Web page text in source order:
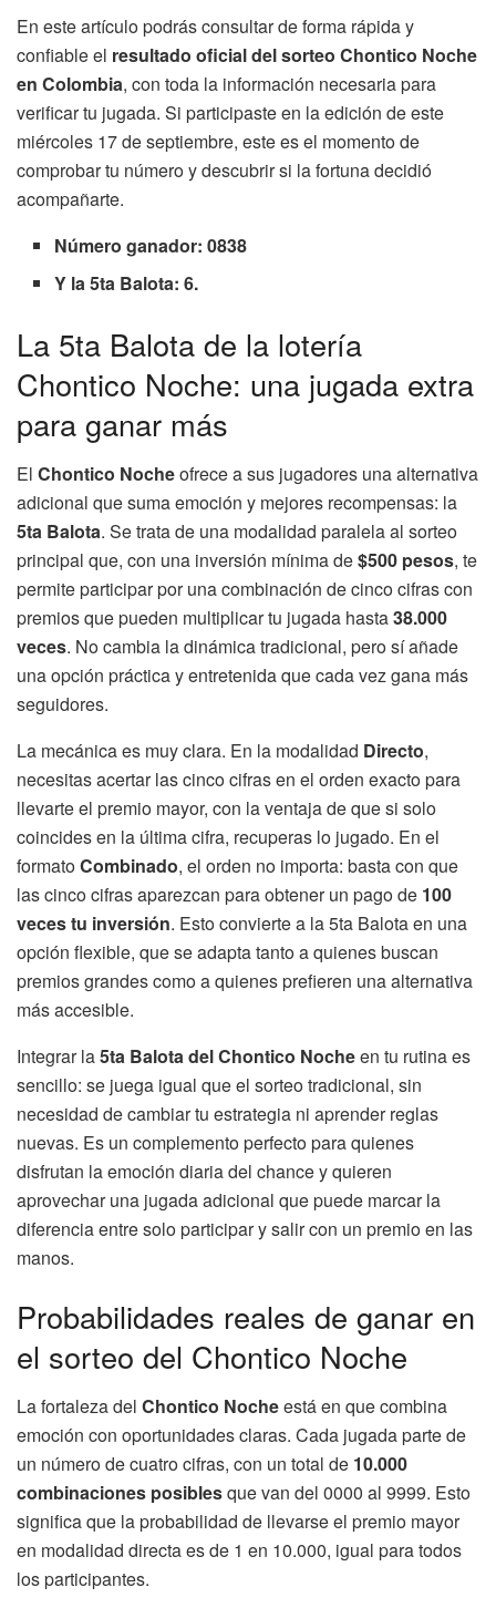
En este artículo podrás consultar de forma rápida y
confiable el resultado oficial del sorteo Chontico Noche
en Colombia, con toda la información necesaria para
verificar tu jugada. Si participaste en la edición de este
miércoles 17 de septiembre, este es el momento de
comprobar tu número y descubrir si la fortuna decidió
acompañarte.
Número ganador: 0838
Y la 5ta Balota: 6.
La 5ta Balota de la lotería
Chontico Noche: una jugada extra
para ganar más
El Chontico Nocheofrece a sus jugadores una alternativa
adicional que suma emoción y mejores recompensas: la
5ta Balota. Se trata de una modalidad paralela al sorteo
principal que, con una inversión mínima de$500 pesos, te
permite participar por una combinación de cinco cifras con
premios que pueden multiplicar tu jugada hasta38.000
veces. No cambia la dinámica tradicional, pero sí añade
una opción práctica y entretenida que cada vez gana más
seguidores.
La mecánica es muy clara. En la modalidad Directo,
necesitas acertar las cinco cifras en el orden exacto para
llevarte el premio mayor, con la ventaja de que si solo
coincides en la última cifra, recuperas lo jugado. En el
formatoCombinado, el orden no importa: basta con que
las cinco cifras aparezcan para obtener un pago de 100
veces tu inversión. Esto convierte a la 5ta Balota en una
opción flexible, que se adapta tanto a quienes buscan
premios grandes como a quienes prefieren una alternativa
más accesible.
Integrar la5ta Balota del Chontico Nocheen tu rutina es
sencillo: se juega igual que el sorteo tradicional, sin
necesidad de cambiar tu estrategia ni aprender reglas
nuevas. Es un complemento perfecto para quienes
disfrutan la emoción diaria del chance y quieren
aprovechar una jugada adicional que puede marcar la
diferencia entre solo participar y salir con un premio en las
manos.
Probabilidades reales de ganar en
el sorteo del Chontico Noche
La fortaleza del Chontico Nocheestá en que combina
emoción con oportunidades claras. Cada jugada parte de
un número de cuatro cifras, con un total de 10.000
combinaciones posiblesque van del 0000 al 9999. Esto
significa que la probabilidad de llevarse el premio mayor
en modalidad directa es de 1 en 10.000, igual para todos
los participantes.